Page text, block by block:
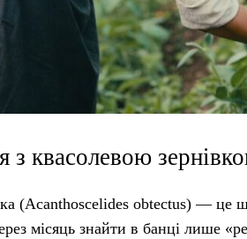
з квасолевою
(Acanthoscelides obtectus) — це
місяць знайти в банці лише